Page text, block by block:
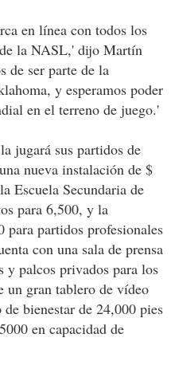
en línea con todos los
la NASL,' dijo Martín
de ser parte de la
y esperamos poder
en el terreno de juego.'
jugará sus partidos de
nueva instalación de $
Escuela Secundaria de
para 6,500, y la
para partidos profesionales
con una sala de prensa
y palcos privados para los
un gran tablero de vídeo
bienestar de 24,000 pies
en capacidad de